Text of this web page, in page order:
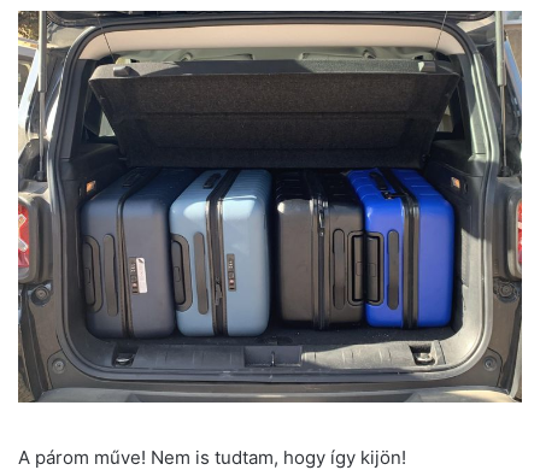
A párom műve! Nem is tudtam, hogy így kijön!